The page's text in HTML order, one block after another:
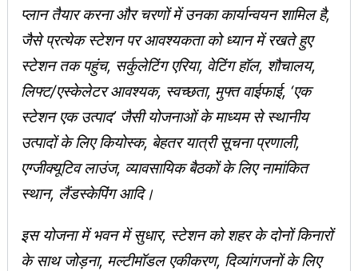
प्लान तैयार करना और चरणों में उनका कार्यान्वयन शामिल है,
जैसे प्रत्येक स्टेशन पर आवश्यकता को ध्यान में रखते हुए
स्टेशन तक पहुंच, सर्कुलेटिंग एरिया, वेटिंग हॉल, शौचालय,
लिफ्ट/एस्केलेटर आवश्यक, स्वच्छता, मुफ्त वाईफाई, ‘एक
स्टेशन एक उत्पाद’ जैसी योजनाओं के माध्यम से स्थानीय
उत्पादों के लिए कियोस्क, बेहतर यात्री सूचना प्रणाली,
एग्जीक्‍यूटिव लाउंज, व्यावसायिक बैठकों के लिए नामांकित
स्थान, लैंडस्‍केपिंग आदि।
इस योजना में भवन में सुधार, स्टेशन को शहर के दोनों किनारों
के साथ जोड़ना, मल्टीमॉडल एकीकरण, दिव्यांगजनों के लिए